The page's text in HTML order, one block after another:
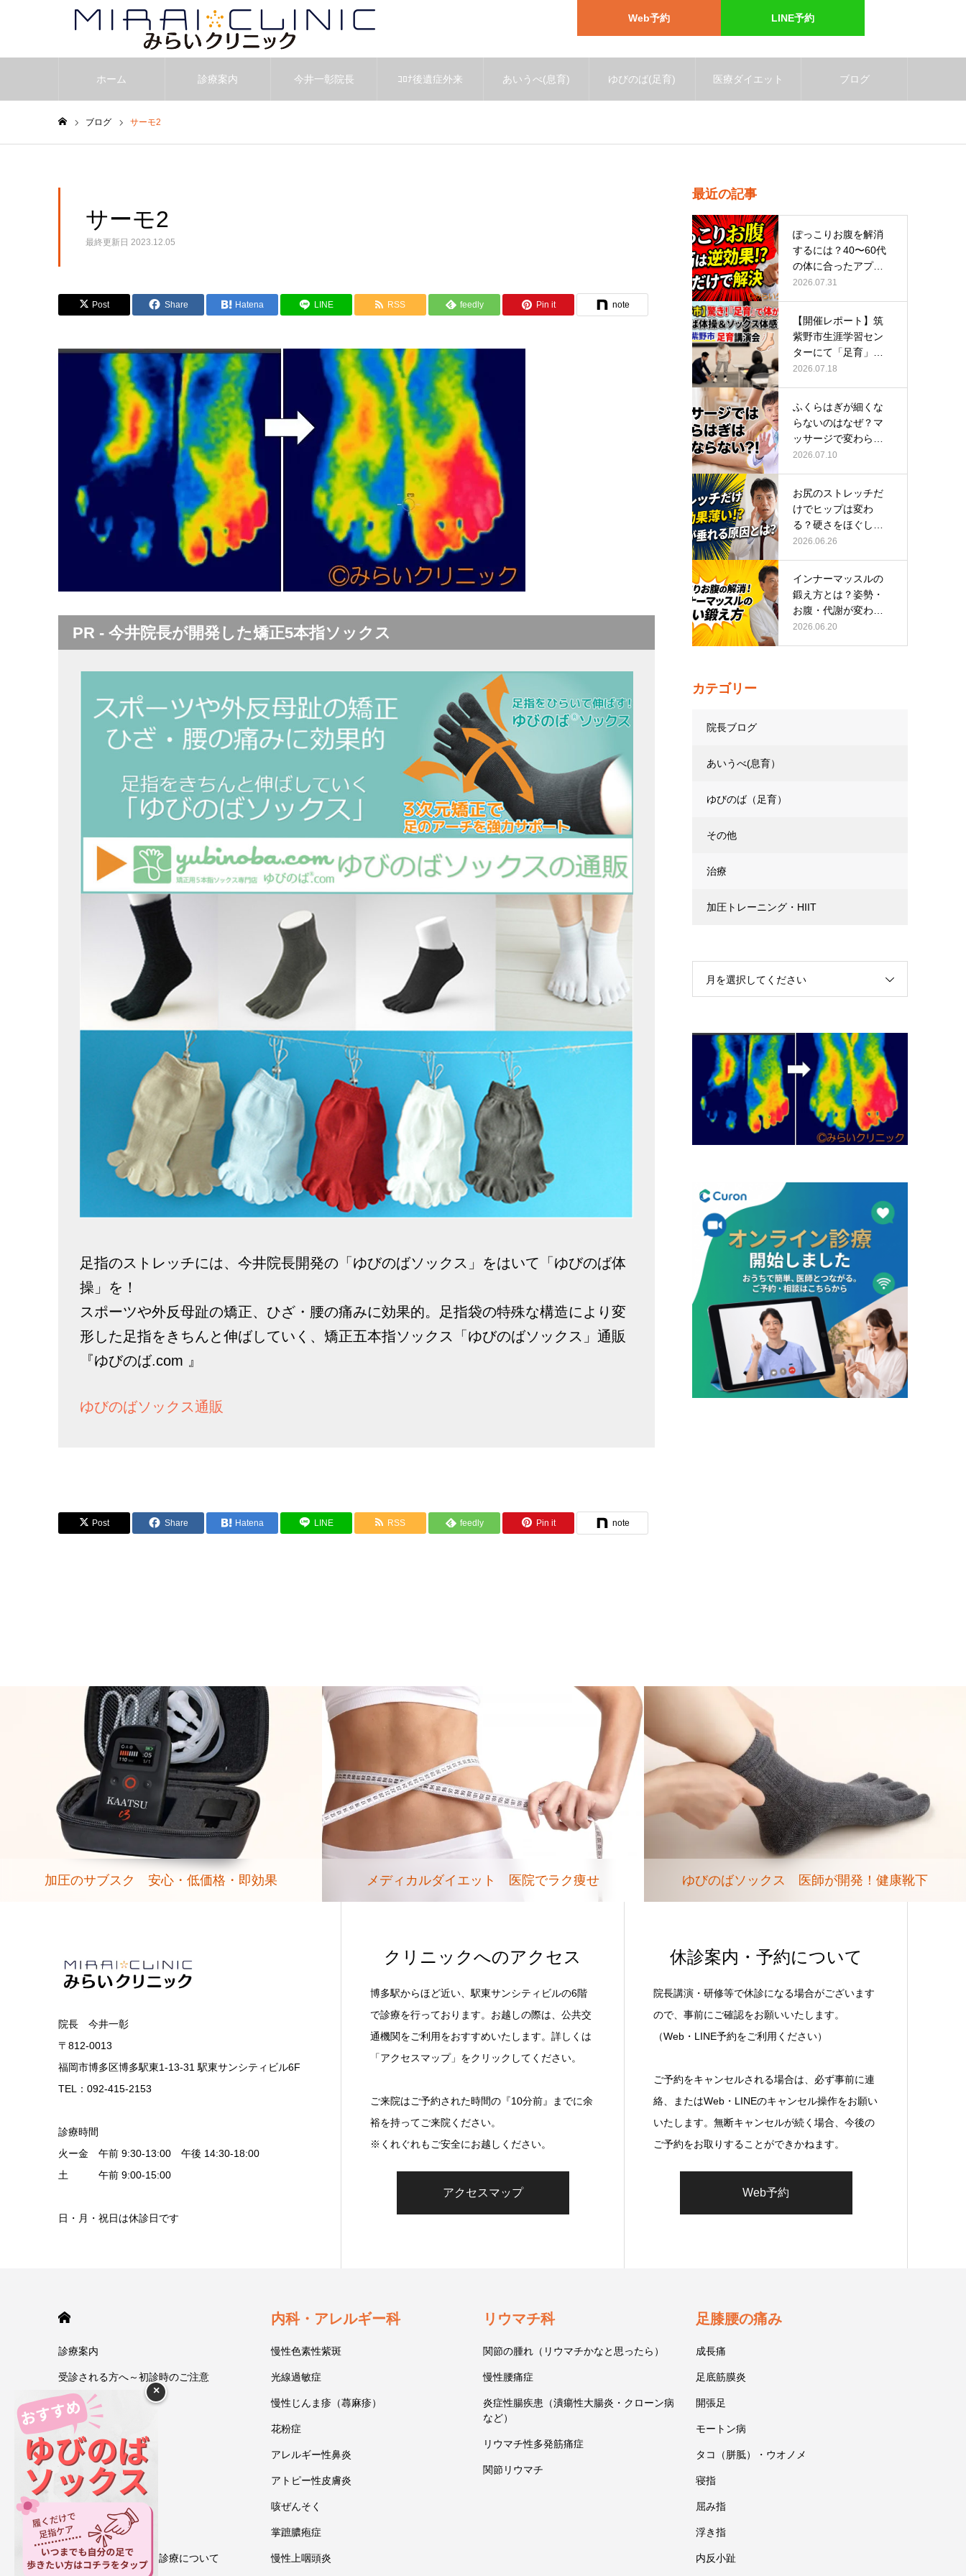
Web予約 LINE予約
ホーム 診療案内 今井一彰院長 ｺﾛﾅ後遺症外来 あいうべ(息育) ゆびのば(足育) 医療ダイエット ブログ
ブログ サーモ2
サーモ2
最終更新日 2023.12.05
Post Share Hatena LINE RSS feedly Pin it note
PR - 今井院長が開発した矯正5本指ソックス
足指のストレッチには、今井院長開発の「ゆびのばソックス」をはいて「ゆびのば体
操」を！
スポーツや外反母趾の矯正、ひざ・腰の痛みに効果的。足指袋の特殊な構造により変
形した足指をきちんと伸ばしていく、矯正五本指ソックス「ゆびのばソックス」通販
『ゆびのば.com 』
ゆびのばソックス通販
Post Share Hatena LINE RSS feedly Pin it note
最近の記事
ぽっこりお腹を解消
するには？40〜60代
の体に合ったアプロ
ーチ
2026.07.31
【開催レポート】筑
紫野市生涯学習セン
ターにて「足育」講
演会に登壇し…
2026.07.18
ふくらはぎが細くな
らないのはなぜ？マ
ッサージで変わらな
い根本原因
2026.07.10
お尻のストレッチだ
けでヒップは変わ
る？硬さをほぐして
整える正しい方…
2026.06.26
インナーマッスルの
鍛え方とは？姿勢・
お腹・代謝が変わる
トレーニング…
2026.06.20
カテゴリー
院長ブログ
あいうべ(息育）
ゆびのば（足育）
その他
治療
加圧トレーニング・HIIT
月を選択してください
加圧のサブスク 安心・低価格・即効果 メディカルダイエット 医院でラク痩せ ゆびのばソックス 医師が開発！健康靴下
院長 今井一彰
〒812-0013
福岡市博多区博多駅東1-13-31 駅東サンシティビル6F
TEL：092-415-2153
診療時間
火ー金 午前 9:30-13:00 午後 14:30-18:00
土 午前 9:00-15:00
日・月・祝日は休診日です
クリニックへのアクセス
博多駅からほど近い、駅東サンシティビルの6階
で診療を行っております。お越しの際は、公共交
通機関をご利用をおすすめいたします。詳しくは
「アクセスマップ」をクリックしてください。
ご来院はご予約された時間の『10分前』までに余
裕を持ってご来院ください。
※くれぐれもご安全にお越しください。
アクセスマップ
休診案内・予約について
院長講演・研修等で休診になる場合がございます
ので、事前にご確認をお願いいたします。
（Web・LINE予約をご利用ください）
ご予約をキャンセルされる場合は、必ず事前に連
絡、またはWeb・LINEのキャンセル操作をお願い
いたします。無断キャンセルが続く場合、今後の
ご予約をお取りすることができかねます。
Web予約
診療案内
受診される方へ～初診時のご注意
今井一彰 院長紹介
あいうべ体操
ゆびのば体操
ブログ
アクセス・地図
お問い合わせ
情報通信機器を用いた診療について
内科・アレルギー科
慢性色素性紫斑
光線過敏症
慢性じんま疹（蕁麻疹）
花粉症
アレルギー性鼻炎
アトピー性皮膚炎
咳ぜんそく
掌蹠膿疱症
慢性上咽頭炎
リウマチ科
関節の腫れ（リウマチかなと思ったら）
慢性腰痛症
炎症性腸疾患（潰瘍性大腸炎・クローン病
など）
リウマチ性多発筋痛症
関節リウマチ
足膝腰の痛み
成長痛
足底筋膜炎
開張足
モートン病
タコ（胼胝）・ウオノメ
寝指
屈み指
浮き指
内反小趾
×